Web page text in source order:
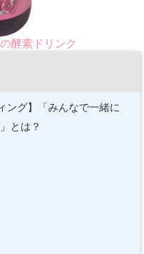
酵素ドリンク
ング】「みんなで一緒に
とは？